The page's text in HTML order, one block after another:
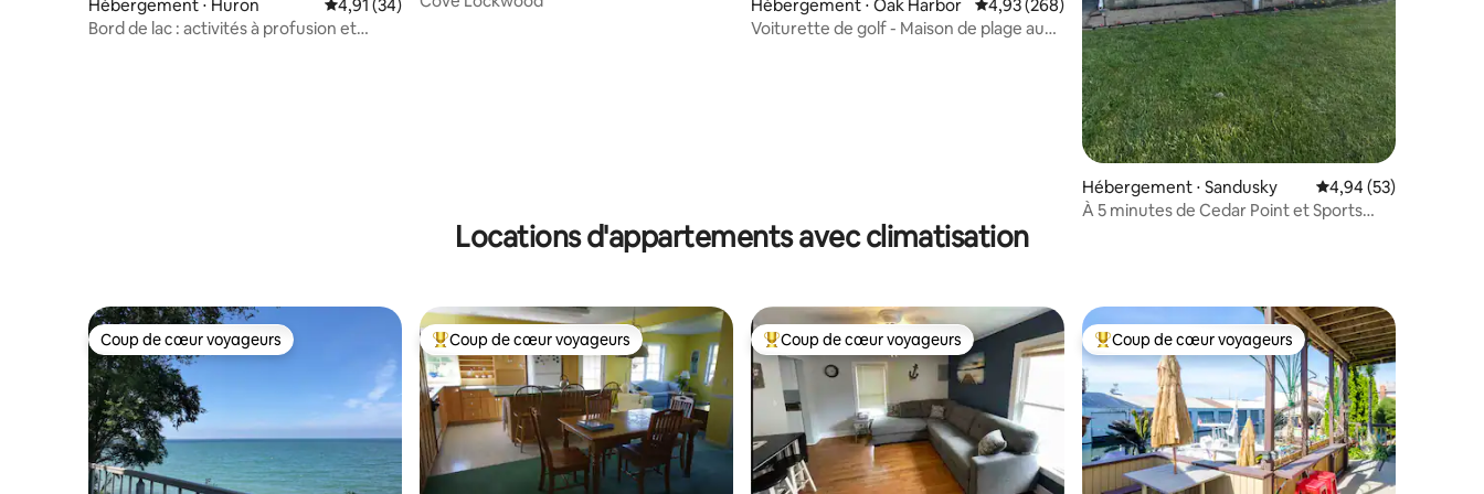
Hébergement ⋅ Huron Évaluation moyenne sur la base de 34 commentaires : 4,91 sur 5
4,91 (34)
Bord de lac : activités à profusion et
Hébergement ⋅ Oak Harbor Évaluation moyenne sur la base de 268 commentaires : 4,93 sur 5
4,93 (268)
Voiturette de golf - Maison de plage au
Hébergement ⋅ Sandusky Évaluation moyenne
4,94 (53)
À 5 minutes de Cedar Point et Sports
Locations d'appartements avec climatisation
Coup de cœur voyageurs
Coup de cœur voyageurs Coups de cœur voyageurs les plus appréciés
Coup de cœur voyageurs Coups de cœur voyageurs les plus appréciés
Coup de cœur voyageurs Coups de cœur voyageurs les plus appréciés
Coup de cœur voyageurs